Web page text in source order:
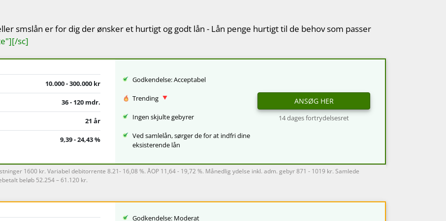
smslån er for dig der ønsker et hurtigt og godt lån - Lån penge hurtigt til de behov som passer
sc]
10.000 - 300.000 kr
36 - 120 mdr.
21 år
9,39 - 24,43 %
Godkendelse: Acceptabel
Trending
Ingen skjulte gebyrer
Ved samlelån, sørger de for at indfri dine
eksisterende lån
ANSØG HER
14 dages fortrydelsesret
1600 kr. Variabel debitorrente 8.21- 16,08 %. ÅOP 11,64 - 19,72 %. Månedlig ydelse inkl. adm. gebyr 871 - 1019 kr. Samlede
beløb 52.254 – 61.120 kr.
Godkendelse: Moderat